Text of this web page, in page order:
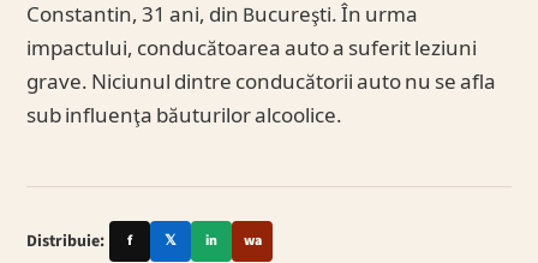
Constantin, 31 ani, din Bucureşti. În urma
impactului, conducătoarea auto a suferit leziuni
grave. Niciunul dintre conducătorii auto nu se afla
sub influenţa băuturilor alcoolice.
Distribuie: f 𝕏 in wa